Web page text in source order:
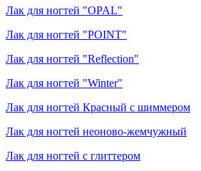
Лак для ногтей "OPAL"
Лак для ногтей "POINT"
Лак для ногтей "Reflection"
Лак для ногтей "Winter"
Лак для ногтей Красный с шиммером
Лак для ногтей неоново-жемчужный
Лак для ногтей с глиттером